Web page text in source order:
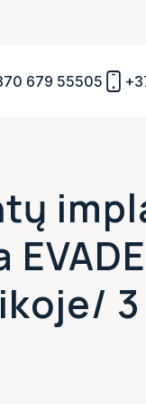
679 55505
3